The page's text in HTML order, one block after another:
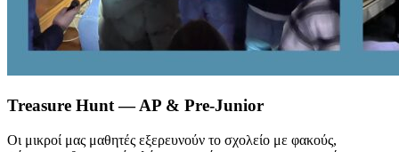
Treasure Hunt — AP & Pre-Junior
Οι μικροί μας μαθητές εξερευνούν το σχολείο με φακούς,